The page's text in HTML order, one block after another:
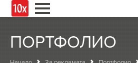
ПОРТФОЛИО